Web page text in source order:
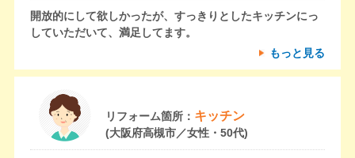
開放的にして欲しかったが、すっきりとしたキッチンにっ
していただいて、満足してます。
もっと見る
リフォーム箇所： キッチン
(大阪府高槻市／女性・50代)